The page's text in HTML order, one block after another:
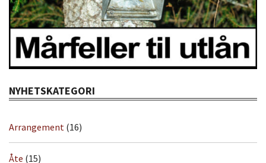
NYHETSKATEGORI
Arrangement (16)
Åte (15)